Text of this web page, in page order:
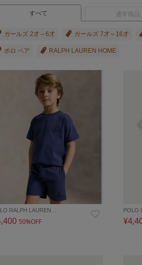
すべて 通常商品
ガールズ 2才～6才 ガールズ 7才～16才
ポロ ベア RALPH LAUREN HOME
RALPH LAUREN…
50%OFF
POLO